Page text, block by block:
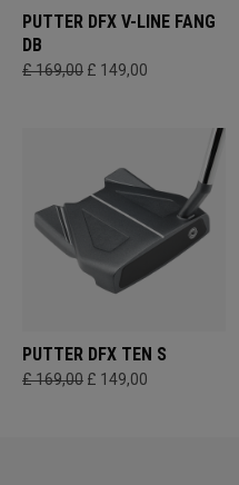
PUTTER DFX V-LINE FANG
DB
£ 169,00 £ 149,00
PUTTER DFX TEN S
£ 169,00 £ 149,00